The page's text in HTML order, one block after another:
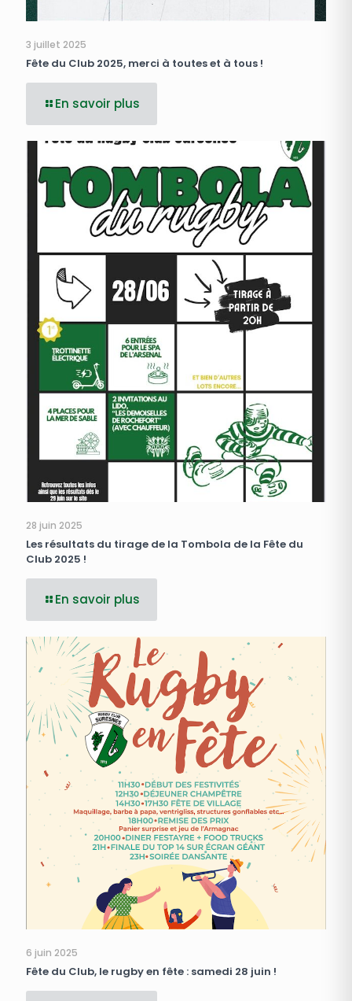
3 juillet 2025
Fête du Club 2025, merci à toutes et à tous !
En savoir plus
28 juin 2025
Les résultats du tirage de la Tombola de la Fête du
Club 2025 !
En savoir plus
6 juin 2025
Fête du Club, le rugby en fête : samedi 28 juin !